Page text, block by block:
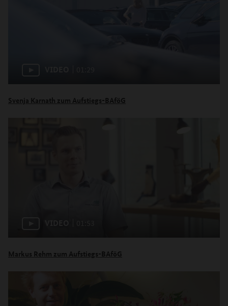
Svenja Karnath zum Aufstiegs-BAföG
Markus Rehm zum Aufstiegs-BAföG